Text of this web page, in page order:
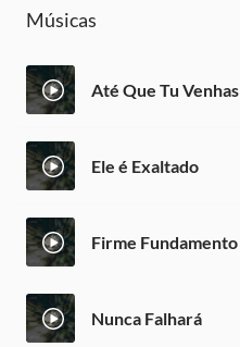
Músicas
Até Que Tu Venhas
Ele é Exaltado
Firme Fundamento
Nunca Falhará